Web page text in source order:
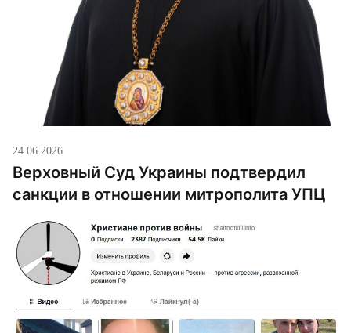
24.06.2026
Верховный Суд Украины подтвердил
санкции в отношении митрополита УПЦ